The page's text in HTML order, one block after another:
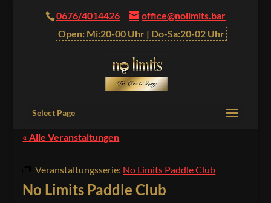
0676/4014426
office@nolimits.bar
Open: Mi:20-00 Uhr | Do-Sa:20-02 Uhr
Select Page
« Alle Veranstaltungen
Veranstaltungsserie: No Limits Paddle Club
No Limits Paddle Club